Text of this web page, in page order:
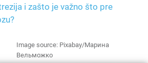
i zašto je važno što pre
Image source: Pixabay/Марина
Вельможко